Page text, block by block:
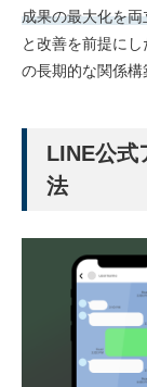
成果の最大化を
と改善を前提に
の長期的な関係構
LINE公式
法